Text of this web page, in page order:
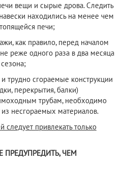
вещи и сырые дрова. Следить
находились на менее чем
печи;
как правило, перед началом
реже одного раза в два месяца
трудно сгораемые конструкции
перекрытия, балки)
трубам, необходимо
несгораемых материалов.
следует привлекать только
ПРЕДУПРЕДИТЬ, ЧЕМ